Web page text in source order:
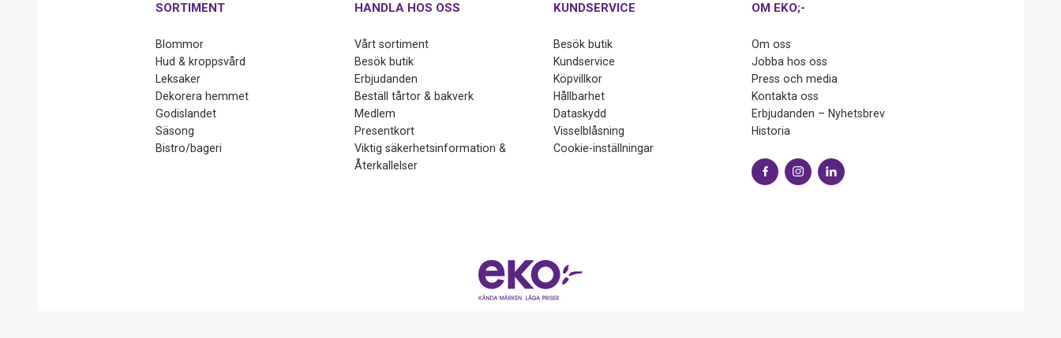
SORTIMENT
Blommor
Hud & kroppsvård
Leksaker
Dekorera hemmet
Godislandet
Säsong
Bistro/bageri
HANDLA HOS OSS
Vårt sortiment
Besök butik
Erbjudanden
Beställ tårtor & bakverk
Medlem
Presentkort
Viktig säkerhetsinformation &
Återkallelser
KUNDSERVICE
Besök butik
Kundservice
Köpvillkor
Hållbarhet
Dataskydd
Visselblåsning
Cookie-inställningar
OM EKO;-
Om oss
Jobba hos oss
Press och media
Kontakta oss
Erbjudanden – Nyhetsbrev
Historia